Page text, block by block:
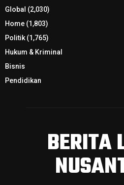
Global (2,030)
Home (1,803)
Politik(1,765)
Hukum & Kriminal
Bisnis
Pendidikan
BERITA